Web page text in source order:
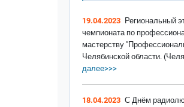
19.04.2023 Региональный
чемпионата по
мастерству
Челябинской области.
далее>>>
18.04.2023 С Днём